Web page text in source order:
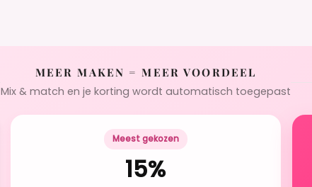
MEER MAKEN = MEER VOORDEEL
Mix & match en je korting wordt automatisch toegepast
Meest gekozen
15%